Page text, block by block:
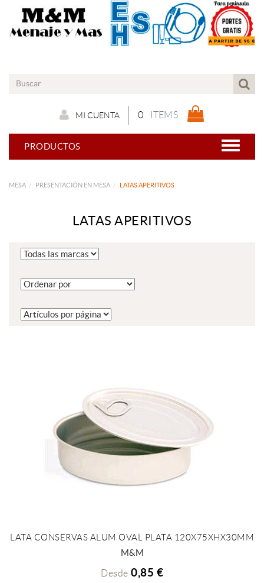
0 ITEMS
MI CUENTA
PRODUCTOS
MESA PRESENTACIÓN EN MESA LATAS APERITIVOS
LATAS APERITIVOS
+ INFO
LATA CONSERVAS ALUM OVAL PLATA 120X75XHX30MM
M&M
Desde 0,85 €